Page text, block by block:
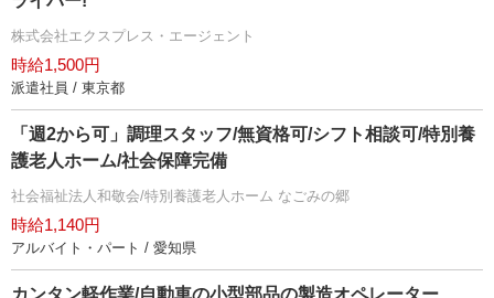
株式会社エクスプレス・エージェント
時給1,500円
派遣社員 / 東京都
「週2から可」調理スタッフ/無資格可/シフト相談可/特別養
護老人ホーム/社会保障完備
社会福祉法人和敬会/特別養護老人ホーム なごみの郷
時給1,140円
アルバイト・パート / 愛知県
カンタン軽作業/自動車の小型部品の製造オペレーター